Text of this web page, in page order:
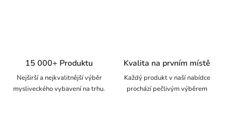
15 000+ Produktu
Nejširší a nejkvalitnější výběr
mysliveckého vybavení na trhu.
Kvalita na prvním místě
Každý produkt v naší nabídce
prochází pečlivým výběrem